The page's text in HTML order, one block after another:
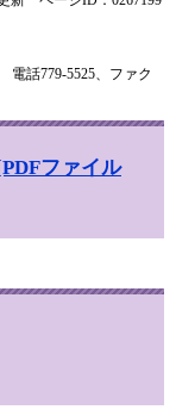
話779-5525、ファク
ファイル